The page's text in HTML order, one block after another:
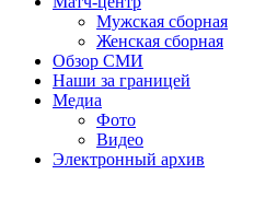
Мужская сборная
Женская сборная
Обзор СМИ
Наши за границей
Медиа
Фото
Видео
Электронный архив